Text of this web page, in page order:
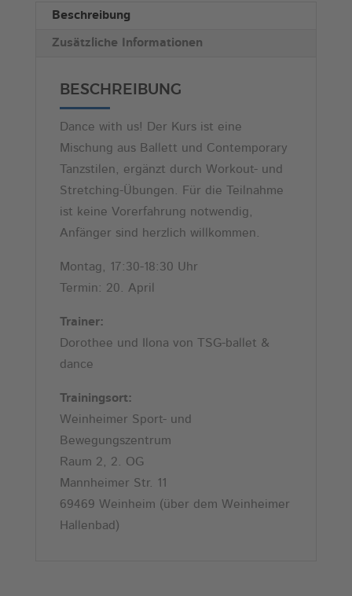
Beschreibung
Zusätzliche Informationen
BESCHREIBUNG
Dance with us! Der Kurs ist eine
Mischung aus Ballett und Contemporary
Tanzstilen, ergänzt durch Workout- und
Stretching-Übungen. Für die Teilnahme
ist keine Vorerfahrung notwendig,
Anfänger sind herzlich willkommen.
Montag, 17:30-18:30 Uhr
Termin: 20. April
Trainer:
Dorothee und Ilona von TSG-ballet &
dance
Trainingsort:
Weinheimer Sport- und
Bewegungszentrum
Raum 2, 2. OG
Mannheimer Str. 11
69469 Weinheim (über dem Weinheimer
Hallenbad)